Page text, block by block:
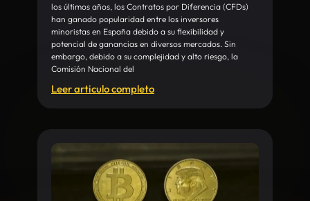
los últimos años, los Contratos por Diferencia (CFDs)
han ganado popularidad entre los inversores
minoristas en España debido a su flexibilidad y
potencial de ganancias en diversos mercados. Sin
embargo, debido a su complejidad y alto riesgo, la
Comisión Nacional del
Leer articulo completo